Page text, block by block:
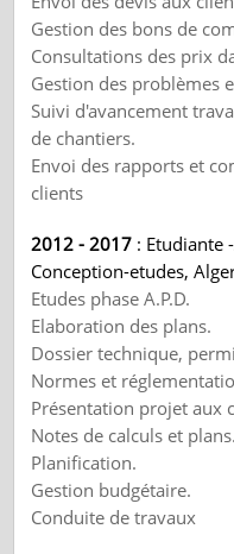
Gestion des bons de
Consultations des prix
Gestion des problèmes
Suivi d'avancement
de chantiers.
Envoi des rapports et
clients
2012 - 2017 : Etudiante
Conception-etudes,
Etudes phase A.P.D.
Elaboration des plans.
Dossier technique,
Normes et
Présentation projet aux
Notes de calculs et plans.
Planification.
Gestion budgétaire.
Conduite de travaux